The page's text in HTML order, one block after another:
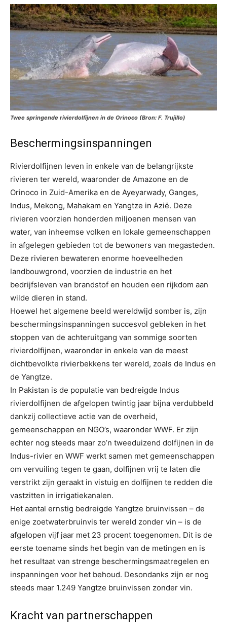
Twee springende rivierdolfijnen in de Orinoco (Bron: F. Trujillo)
Beschermingsinspanningen
Rivierdolfijnen leven in enkele van de belangrijkste
rivieren ter wereld, waaronder de Amazone en de
Orinoco in Zuid-Amerika en de Ayeyarwady, Ganges,
Indus, Mekong, Mahakam en Yangtze in Azië. Deze
rivieren voorzien honderden miljoenen mensen van
water, van inheemse volken en lokale gemeenschappen
in afgelegen gebieden tot de bewoners van megasteden.
Deze rivieren bewateren enorme hoeveelheden
landbouwgrond, voorzien de industrie en het
bedrijfsleven van brandstof en houden een rijkdom aan
wilde dieren in stand.
Hoewel het algemene beeld wereldwijd somber is, zijn
beschermingsinspanningen succesvol gebleken in het
stoppen van de achteruitgang van sommige soorten
rivierdolfijnen, waaronder in enkele van de meest
dichtbevolkte rivierbekkens ter wereld, zoals de Indus en
de Yangtze.
In Pakistan is de populatie van bedreigde Indus
rivierdolfijnen de afgelopen twintig jaar bijna verdubbeld
dankzij collectieve actie van de overheid,
gemeenschappen en NGO’s, waaronder WWF. Er zijn
echter nog steeds maar zo’n tweeduizend dolfijnen in de
Indus-rivier en WWF werkt samen met gemeenschappen
om vervuiling tegen te gaan, dolfijnen vrij te laten die
verstrikt zijn geraakt in vistuig en dolfijnen te redden die
vastzitten in irrigatiekanalen.
Het aantal ernstig bedreigde Yangtze bruinvissen – de
enige zoetwaterbruinvis ter wereld zonder vin – is de
afgelopen vijf jaar met 23 procent toegenomen. Dit is de
eerste toename sinds het begin van de metingen en is
het resultaat van strenge beschermingsmaatregelen en
inspanningen voor het behoud. Desondanks zijn er nog
steeds maar 1.249 Yangtze bruinvissen zonder vin.
Kracht van partnerschappen